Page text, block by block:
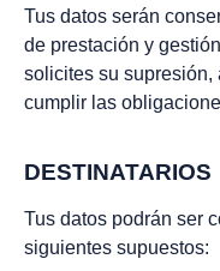
Tus datos serán
de prestación y
solicites su supresión,
cumplir las
DESTINATARIOS
Tus datos podrán ser
siguientes supuestos: